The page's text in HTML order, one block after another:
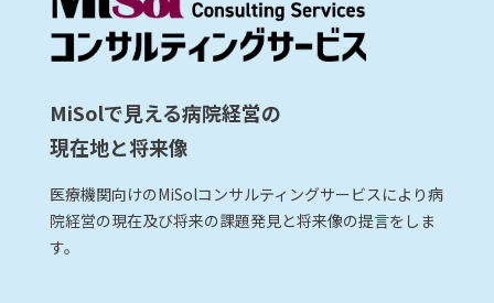
MiSolで見える病院経営の
現在地と将来像
医療機関向けのMiSolコンサルティングサービスにより病
院経営の現在及び将来の課題発見と将来像の提言をしま
す。